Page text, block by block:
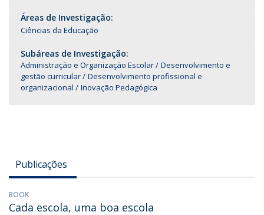
Áreas de Investigação:
Ciências da Educação
Subáreas de Investigação:
Administração e Organização Escolar
Desenvolvimento e
gestão curricular
Desenvolvimento profissional e
organizacional
Inovação Pedagógica
Publicações
BOOK
Cada escola, uma boa escola